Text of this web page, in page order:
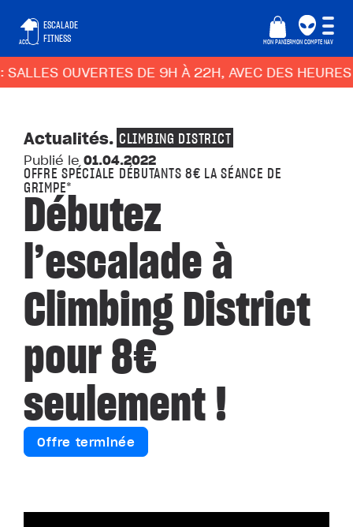
ACCUEIL
ESCALADE
FITNESS
MON PANIERMON COMPTE NAV
OUVERTES DE 9H À 22H, AVEC DES HEURES
Actualités. CLIMBING DISTRICT
Publié le 01.04.2022
OFFRE SPÉCIALE DÉBUTANTS 8€ LA SÉANCE DE
GRIMPE*
Débutez
l’escalade à
Climbing District
pour 8€
seulement !
Offre terminée